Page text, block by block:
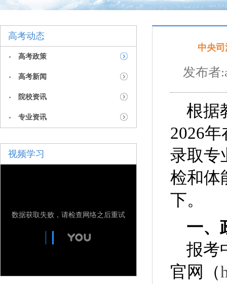
高考动态
高考政策
高考新闻
院校资讯
专业资讯
视频学习
数据获取失败，请检查网络之后重试
中央
发布者
根据
2026
录取专
检和体
下。
一、
报考
官网（